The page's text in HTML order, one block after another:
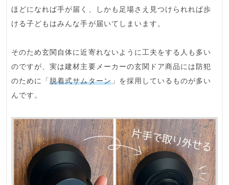
ほどになれば手が届く、しかも足場さえ見つけられれば歩
ける子どもはみんな手が届いてしまいます。
そのため玄関自体に近寄れないように工夫をする人も多い
のですが、実は建材主要メーカーの玄関ドア商品には防犯
のために「脱着式サムターン」を採用しているものが多い
んです。